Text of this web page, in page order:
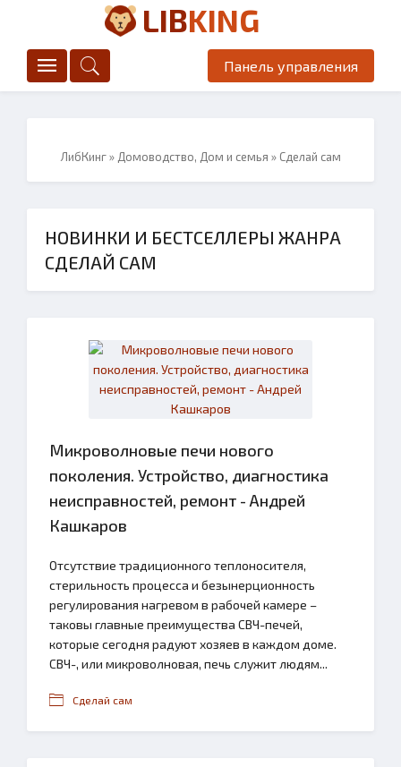
LIBKING
Панель управления
ЛибКинг» Домоводство, Дом и семья » Сделай сам
НОВИНКИ И БЕСТСЕЛЛЕРЫ ЖАНРА
СДЕЛАЙ САМ
Микроволновые печи нового
поколения. Устройство, диагностика
неисправностей, ремонт - Андрей
Кашкаров
Отсутствие традиционного теплоносителя,
стерильность процесса и безынерционность
регулирования нагревом в рабочей камере –
таковы главные преимущества СВЧ-печей,
которые сегодня радуют хозяев в каждом доме.
СВЧ-, или микроволновая, печь служит людям...
Сделай сам